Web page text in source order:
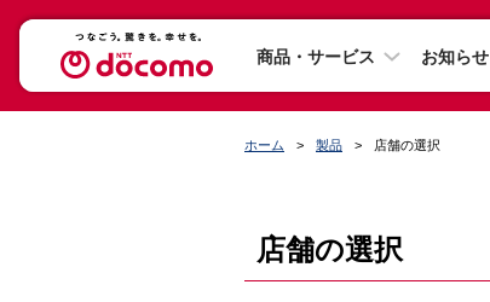
商品・サービス お知らせ
ホーム 製品 店舗の選択
店舗の選択